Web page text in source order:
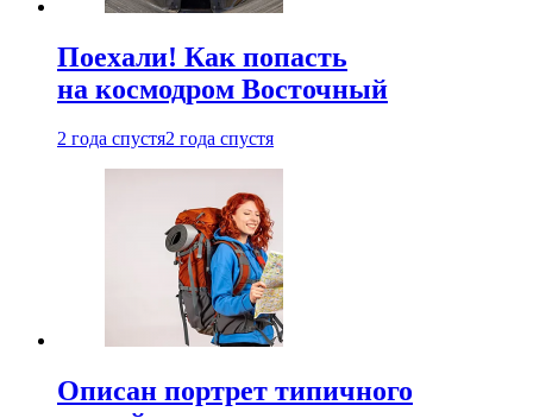
Поехали! Как попасть
на космодром Восточный
2 года спустя2 года спустя
Описан портрет типичного